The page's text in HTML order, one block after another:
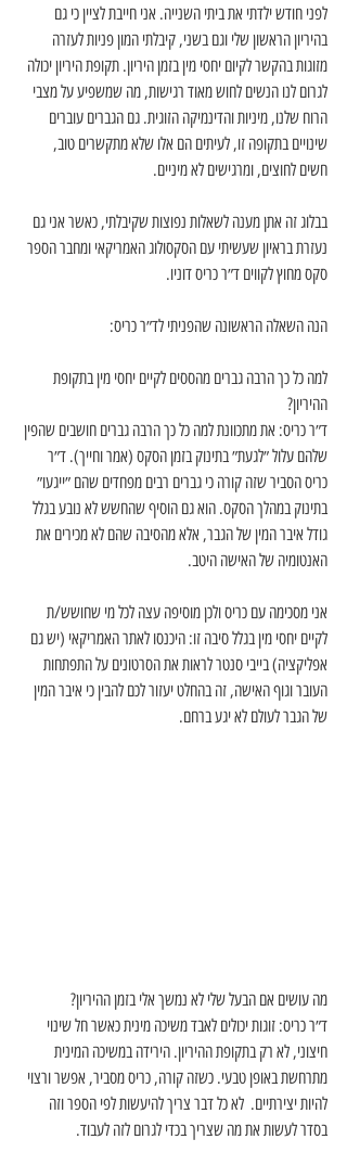
לפני חודש ילדתי את ביתי השנייה. אני חייבת לציין כי גם
בהיריון הראשון שלי וגם בשני, קיבלתי המון פניות לעזרה
מזוגות בהקשר לקיום יחסי מין בזמן היריון. תקופת היריון יכולה
לגרום לנו הנשים לחוש מאוד רגישות, מה שמשפיע על מצבי
הרוח שלנו, מיניות והדינמיקה הזוגית. גם הגברים עוברים
שינויים בתקופה זו, לעיתים הם אלו שלא מתקשרים טוב,
חשים לחוצים, ומרגישים לא מיניים.
בבלוג זה אתן מענה לשאלות נפוצות שקיבלתי, כאשר אני גם
נעזרת בראיון שעשיתי עם הסקסולוג האמריקאי ומחבר הספר
סקס מחוץ לקווים ד״ר כריס דוניו.
הנה השאלה הראשונה שהפניתי לד״ר כריס:
למה כל כך הרבה גברים מהססים לקיים יחסי מין בתקופת
ההיריון?
ד״ר כריס: את מתכוונת למה כל כך הרבה גברים חושבים שהפין
שלהם עלול ״לגעת״ בתינוק בזמן הסקס (אמר וחייך). ד״ר
כריס הסביר שזה קורה כי גברים רבים מפחדים שהם ״ייגעו״
בתינוק במהלך הסקס. הוא גם הוסיף שהחשש לא נובע בגלל
גודל איבר המין של הגבר, אלא מהסיבה שהם לא מכירים את
האנטומיה של האישה היטב.
אני מסכימה עם כריס ולכן מוסיפה עצה לכל מי שחושש/ת
לקיים יחסי מין בגלל סיבה זו: היכנסו לאתר האמריקאי (יש גם
אפליקציה) בייבי סנטר לראות את הסרטונים על התפתחות
העובר וגוף האישה, זה בהחלט יעזור לכם להבין כי איבר המין
של הגבר לעולם לא יגע ברחם.
מה עושים אם הבעל שלי לא נמשך אלי בזמן ההיריון?
ד״ר כריס: זוגות יכולים לאבד משיכה מינית כאשר חל שינוי
חיצוני, לא רק בתקופת ההיריון. הירידה במשיכה המינית
מתרחשת באופן טבעי. כשזה קורה, כריס מסביר, אפשר ורצוי
להיות יצירתיים.  לא כל דבר צריך להיעשות לפי הספר וזה
בסדר לעשות את מה שצריך בכדי לגרום לזה לעבוד.